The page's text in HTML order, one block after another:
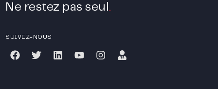
Ne restez pas seul .
SUIVEZ-NOUS